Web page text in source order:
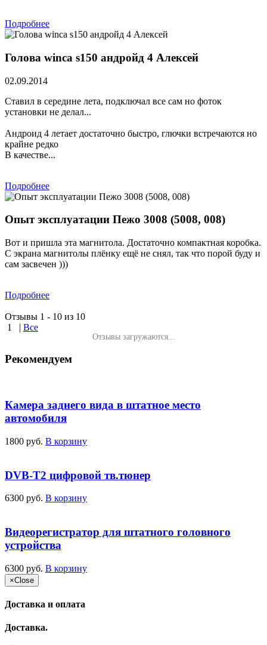
Подробнее
Голова winca s150 андройд 4 Алексей
02.09.2014
Ставил в середине лета, подключал все сам но фоток
установки не делал...
Андроид 4 летает достаточно быстро, глючки встречаются но
крайне редко
В качестве...
Подробнее
Опыт эксплуатации Пежо 3008 (5008, 008)
Вот и пришла эта магнитола. Достаточно компактная коробка.
С экрана магнитолы плёнку ещё не снял, так что порой буду и
сам засвечен )))
Подробнее
Отзывы 1 - 10 из 10
1
| Все
Отзывы загружаются...
Рекомендуем
Камера заднего вида в штатное место
автомобиля
1800 руб. В корзину
DVB-T2 цифровой тв.тюнер
6300 руб. В корзину
Видеорегистратор для штатного головного
устройства
6300 руб. В корзину
×Close
Доставка и оплата
Доставка.